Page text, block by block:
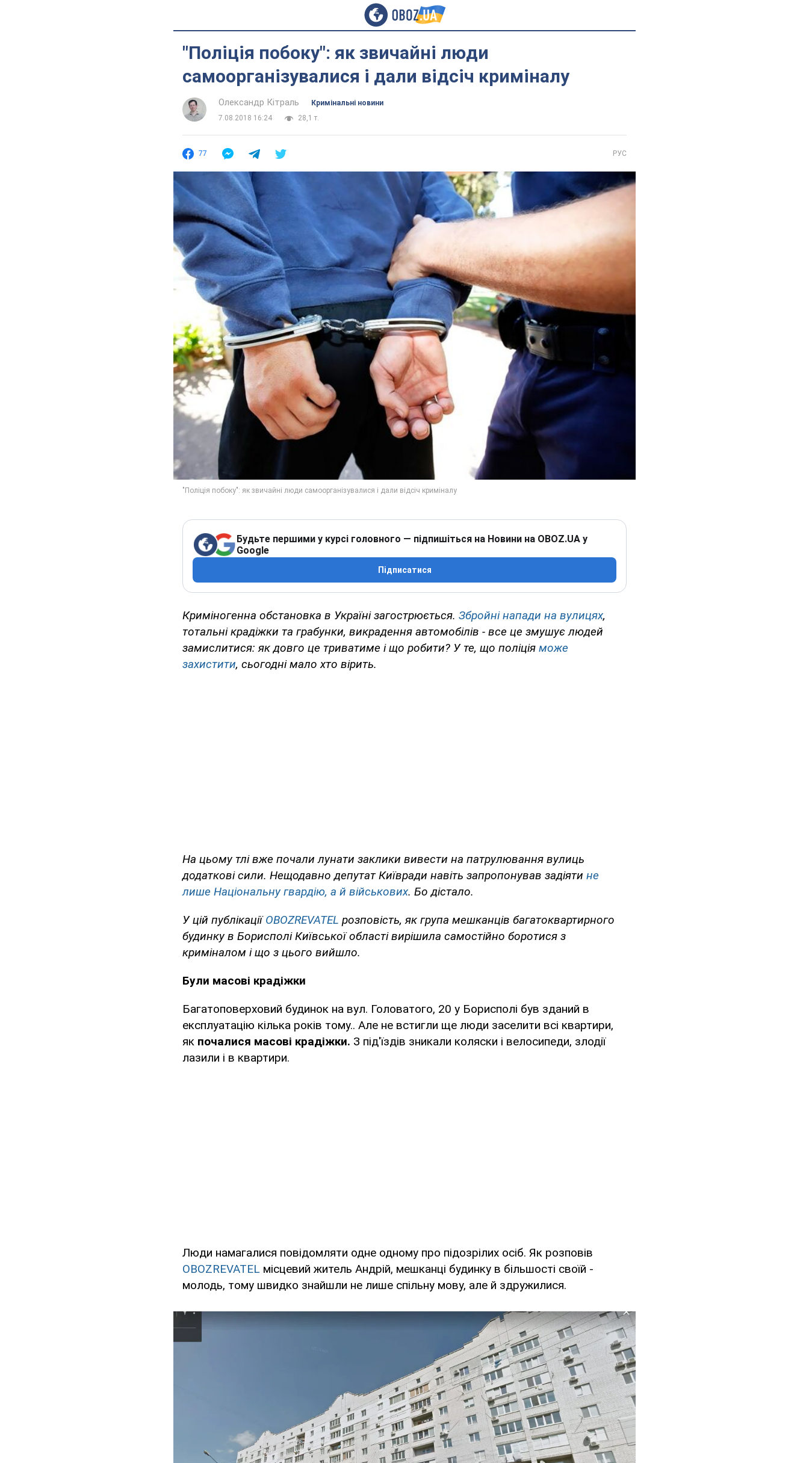
"Поліція побоку": як звичайні люди
самоорганізувалися і дали відсіч криміналу
Олександр Кітраль
Кримінальні новини
7.08.2018 16:24
28,1 т.
77 РУС
Будьте першими у курсі головного — підпишіться на Новини на OBOZ.UA у
Google
Підписатися
Криміногенна обстановка в Україні загострюється. Збройні напади на вулицях,
тотальні крадіжки та грабунки, викрадення автомобілів - все це змушує людей
замислитися: як довго це триватиме і що робити? У те, що поліція може
захистити, сьогодні мало хто вірить.
На цьому тлі вже почали лунати заклики вивести на патрулювання вулиць
додаткові сили. Нещодавно депутат Київради навіть запропонував задіяти не
лише Національну гвардію, а й військових. Бо дістало.
У цій публікаціїOBOZREVATEL розповість, як група мешканців багатоквартирного
будинку в Борисполі Київської області вирішила самостійно боротися з
криміналом і що з цього вийшло.
Були масові крадіжки
Багатоповерховий будинок на вул. Головатого, 20 у Борисполі був зданий в
експлуатацію кілька років тому.. Але не встигли ще люди заселити всі квартири,
як почалися масові крадіжки. З під'їздів зникали коляски і велосипеди, злодії
лазили і в квартири.
Люди намагалися повідомляти одне одному про підозрілих осіб. Як розповів
OBOZREVATEL місцевий житель Андрій, мешканці будинку в більшості своїй -
молодь, тому швидко знайшли не лише спільну мову, але й здружилися.